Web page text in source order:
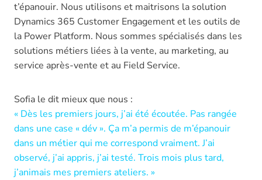
t’épanouir. Nous utilisons et maitrisons la solution
Dynamics 365 Customer Engagement et les outils de
la Power Platform. Nous sommes spécialisés dans les
solutions métiers liées à la vente, au marketing, au
service après-vente et au Field Service.
Sofia le dit mieux que nous :
« Dès les premiers jours, j’ai été écoutée. Pas rangée
dans une case « dév ». Ça m’a permis de m’épanouir
dans un métier qui me correspond vraiment. J’ai
observé, j’ai appris, j’ai testé. Trois mois plus tard,
j’animais mes premiers ateliers. »